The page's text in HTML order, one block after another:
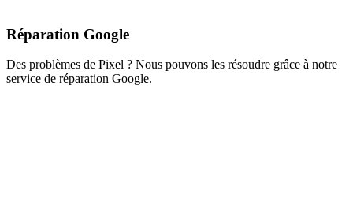
Réparation Google
Des problèmes de Pixel ? Nous pouvons les résoudre grâce à notre
service de réparation Google.